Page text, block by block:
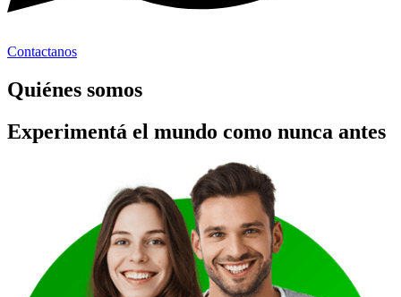
Contactanos
Quiénes somos
Experimentá el mundo como nunca antes